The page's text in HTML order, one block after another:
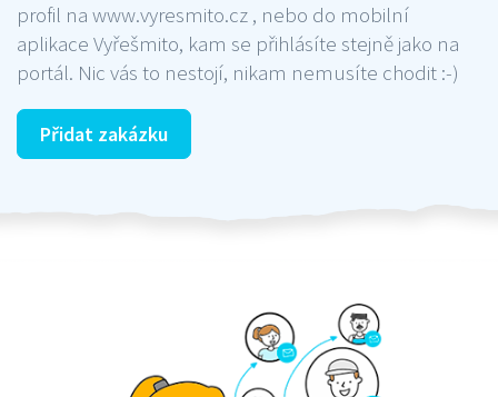
profil na www.vyresmito.cz , nebo do mobilní
aplikace Vyřešmito, kam se přihlásíte stejně jako na
portál. Nic vás to nestojí, nikam nemusíte chodit :-)
Přidat zakázku